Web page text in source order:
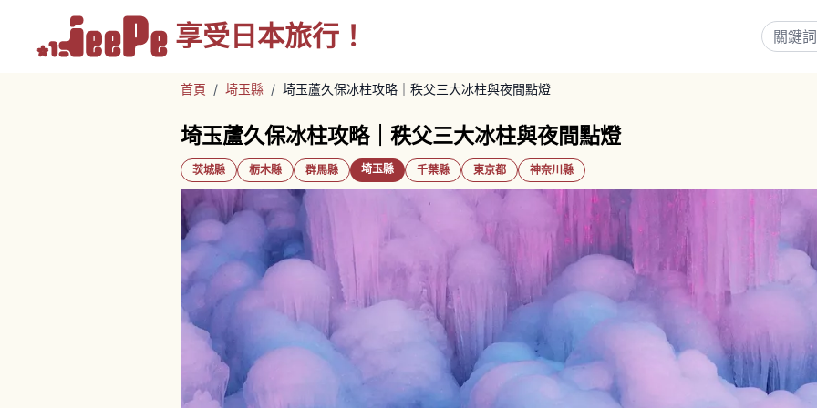
享受 日本旅行！
首頁 / 埼玉縣 / 埼玉蘆久保冰柱攻略｜秩父三大冰柱與夜間點燈
埼玉蘆久保冰柱攻略｜秩父三大冰柱與夜間點燈
茨城縣 栃木縣 群馬縣 埼玉縣 千葉縣 東京都 神奈川縣